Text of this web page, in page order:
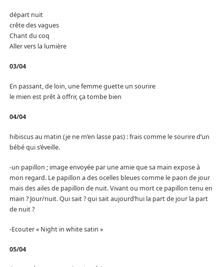
départ nuit
crête des vagues
Chant du coq
Aller vers la lumière
03/04
En passant, de loin, une femme guette un sourire
le mien est prêt à offrir, ça tombe bien
04/04
hibiscus au matin (je ne m’en lasse pas) : frais comme le sourire d’un
bébé qui s’éveille.
-un papillon ; image envoyée par une amie que sa main expose à
mon regard. Le papillon a des ocelles bleues comme le paon de jour
mais des ailes de papillon de nuit. Vivant ou mort ce papillon tenu en
main ? Jour/nuit. Qui sait ? qui sait aujourd’hui la part de jour la part
de nuit ?
-Ecouter « Night in white satin »
05/04